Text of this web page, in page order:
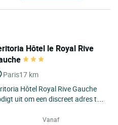
Hôtel le Royal Rive
Paris17 km
Hôtel Royal Rive Gauche
uit om een discreet adres te
van...
Vanaf